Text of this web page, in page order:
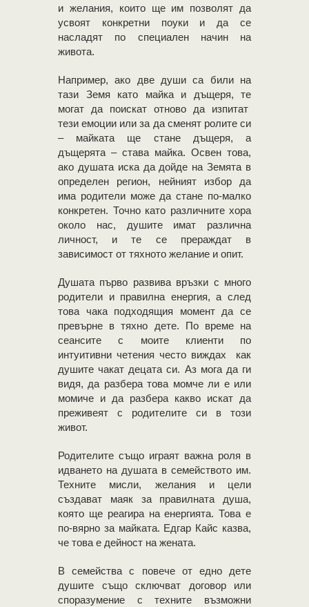
и желания, които ще им позволят да
усвоят конкретни поуки и да се
насладят по специален начин на
живота.
Например, ако две души са били на
тази Земя като майка и дъщеря, те
могат да поискат отново да изпитат
тези емоции или за да сменят ролите си
– майката ще стане дъщеря, а
дъщерята – става майка. Освен това,
ако душата иска да дойде на Земята в
определен регион, нейният избор да
има родители може да стане по-малко
конкретен. Точно като различните хора
около нас, душите имат различна
личност, и те се прераждат в
зависимост от тяхното желание и опит.
Душата първо развива връзки с много
родители и правилна енергия, а след
това чака подходящия момент да се
превърне в тяхно дете. По време на
сеансите с моите клиенти по
интуитивни четения често виждах как
душите чакат децата си. Аз мога да ги
видя, да разбера това момче ли е или
момиче и да разбера какво искат да
преживеят с родителите си в този
живот.
Родителите също играят важна роля в
идването на душата в семейството им.
Техните мисли, желания и цели
създават маяк за правилната душа,
която ще реагира на енергията. Това е
по-вярно за майката. Едгар Кайс казва,
че това е дейност на жената.
В семейства с повече от едно дете
душите също сключват договор или
споразумение с техните възможни